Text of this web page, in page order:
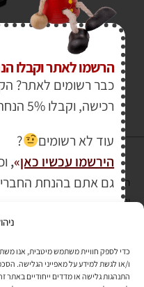
ו/או לגשת למידע על מאפייני הגלישה.
התנהגות גלישה או מדדים ייחודיים
והעומד בתקן אבטחה PCI DSS Level-1
הרשמו לאתר וקבלו
כבר רשומים לאתר?
רכישה, וקבלו 5% הנחה על כל עגלת הקניות.
עוד לא רשומים
?
הירשמו עכשיו כאן»
,
גם אתם בהנחת